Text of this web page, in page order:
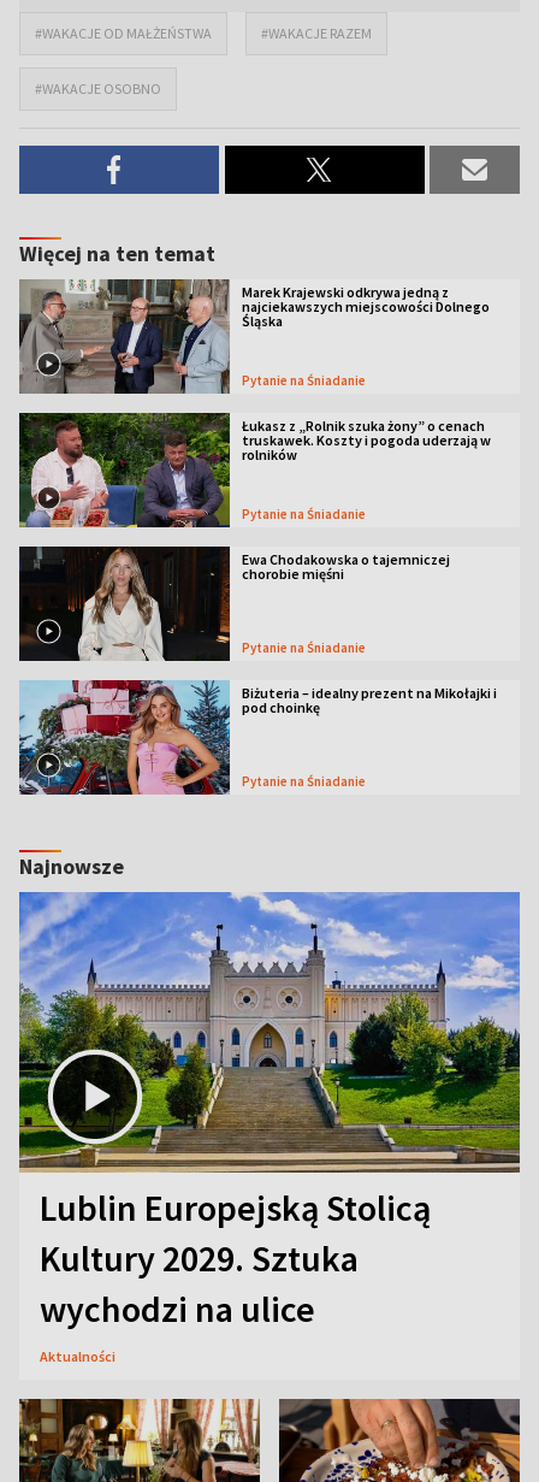
#WAKACJE OD MAŁŻEŃSTWA #WAKACJE RAZEM
#WAKACJE OSOBNO
Więcej na ten temat
Marek Krajewski odkrywa jedną z
najciekawszych miejscowości Dolnego
Śląska
Pytanie na Śniadanie
Łukasz z „Rolnik szuka żony” o cenach
truskawek. Koszty i pogoda uderzają w
rolników
Pytanie na Śniadanie
Ewa Chodakowska o tajemniczej
chorobie mięśni
Pytanie na Śniadanie
Biżuteria – idealny prezent na Mikołajki i
pod choinkę
Pytanie na Śniadanie
Najnowsze
Lublin Europejską Stolicą
Kultury 2029. Sztuka
wychodzi na ulice
Aktualności